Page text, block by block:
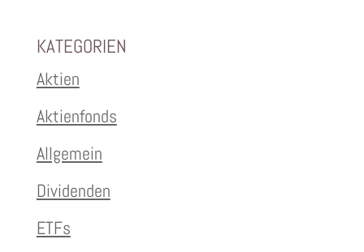
KATEGORIEN
Aktien
Aktienfonds
Allgemein
Dividenden
ETFs